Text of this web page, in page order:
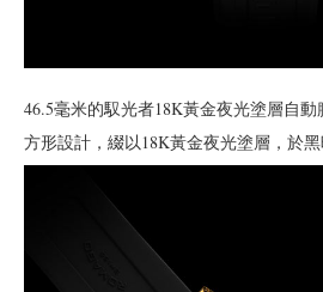
46.5毫米的馭光者18K黃金夜光塗層自
方形設計，綴以18K黃金夜光塗層，於